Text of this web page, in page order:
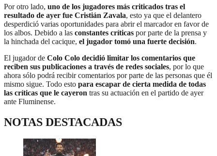
Por otro lado, uno de los jugadores más criticados tras el
resultado de ayer fue Cristián Zavala, esto ya que el delantero
desperdició varias oportunidades para abrir el marcador en favor de
los albos. Debido a las constantes críticas por parte de la prensa y
la hinchada del cacique, el jugador tomó una fuerte decisión.
El jugador de Colo Colo decidió limitar los comentarios que
reciben sus publicaciones a través de redes sociales, por lo que
ahora sólo podrá recibir comentarios por parte de las personas que él
mismo sigue. Todo esto para escapar de cierta medida de todas
las críticas que le cayeron tras su actuación en el partido de ayer
ante Fluminense.
NOTAS DESTACADAS